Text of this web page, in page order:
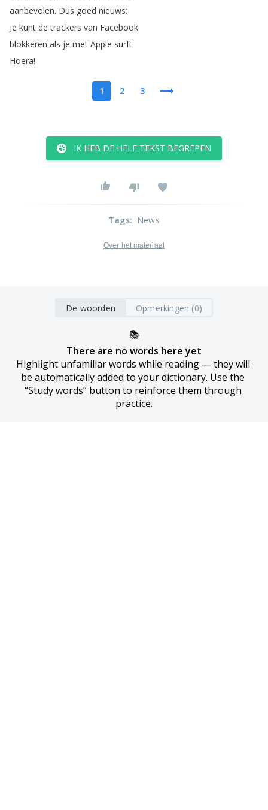
aanbevolen. Dus goed nieuws:
Je kunt de trackers van Facebook
blokkeren als je met Apple surft.
Hoera!
1 2 3
IK HEB DE HELE TEKST BEGREPEN
Tags: News
Over het materiaal
De woorden Opmerkingen (0)
📚
There are no words here yet
Highlight unfamiliar words while reading — they will
be automatically added to your dictionary. Use the
“Study words” button to reinforce them through
practice.